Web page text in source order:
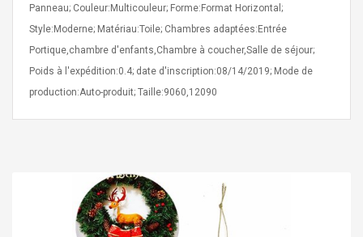
Color
Adapter 5v/2.1a Ac Usb
Wall Charger Travel
Mobile Universal Charging
Charge Adapter
$ 2.46
IPhone Cases
$ 11.43
Zdm 24 Key Ir Control
Panneau; Couleur:Multicouleur; Forme:Format Horizontal;
Style:Moderne; Matériau:Toile; Chambres adaptées:Entrée
Portique,chambre d'enfants,Chambre à coucher,Salle de séjour;
Poids à l'expédition:0.4; date d'inscription:08/14/2019; Mode de
production:Auto-produit; Taille:9060,12090